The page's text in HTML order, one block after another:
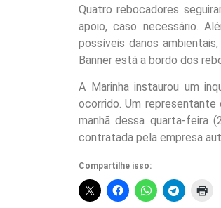
Quatro rebocadores
apoio, caso necessário.
possíveis danos
Banner está a bordo dos
A Marinha instaurou um
ocorrido. Um representante
manhã dessa quarta-feira
contratada pela empresa
Compartilhe isso: